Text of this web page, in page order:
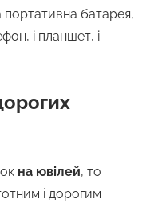
портативна батарея,
і планшет, і
на ювілей, то
і дорогим